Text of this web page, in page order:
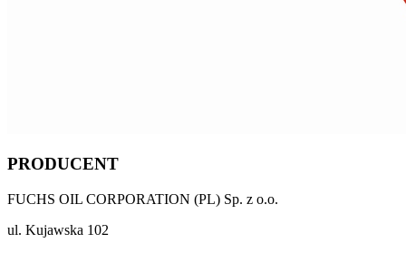
PRODUCENT
FUCHS OIL CORPORATION (PL) Sp. z o.o.
ul. Kujawska 102